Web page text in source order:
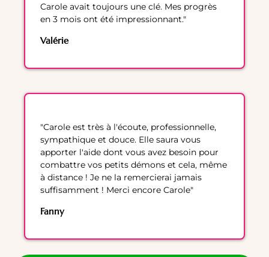
Carole avait toujours une clé. Mes progrès
en 3 mois ont été impressionnant."
Valérie
"Carole est très à l'écoute, professionnelle,
sympathique et douce. Elle saura vous
apporter l'aide dont vous avez besoin pour
combattre vos petits démons et cela, même
à distance ! Je ne la remercierai jamais
suffisamment ! Merci encore Carole"
Fanny